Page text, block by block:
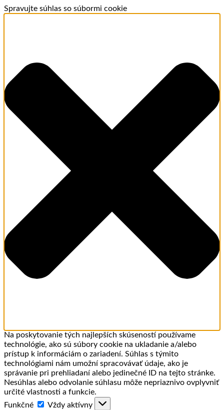
Spravujte súhlas so súbormi cookie
Na poskytovanie tých najlepších skúseností používame
technológie, ako sú súbory cookie na ukladanie a/alebo
prístup k informáciám o zariadení. Súhlas s týmito
technológiami nám umožní spracovávať údaje, ako je
správanie pri prehliadaní alebo jedinečné ID na tejto stránke.
Nesúhlas alebo odvolanie súhlasu môže nepriaznivo ovplyvniť
určité vlastnosti a funkcie.
Funkčné
Funkčné
Vždy aktívny
Dobrý deň. Vitajte v Mementolux.sk
Som Aroma, pomôžem Vám nájsť Vašu dokonalú vôňu.
Dovoľte mi poradiť Vám s výberom.
Welcome. I am also available to assist you in English.
🎁 HĽADÁM DARČEK
🏠 VÔNE DO DOMÁCNOSTI